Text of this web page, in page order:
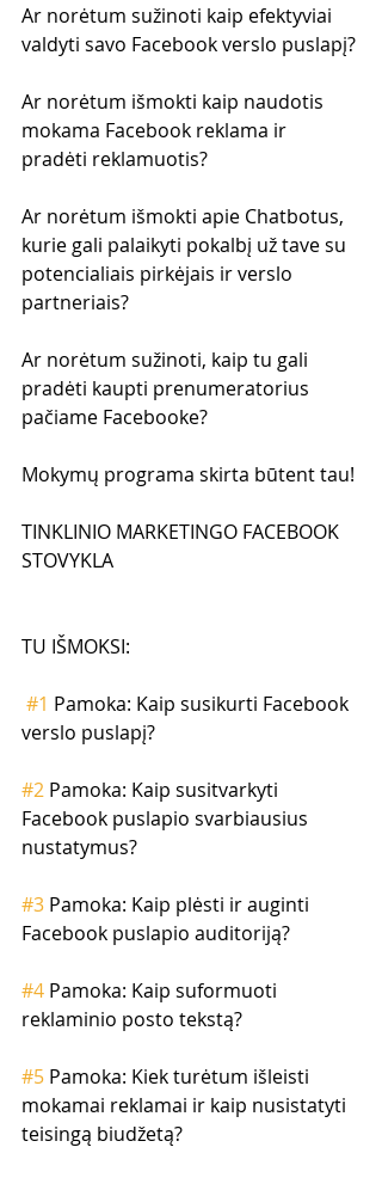
Ar norėtum sužinoti kaip efektyviai
valdyti savo Facebook verslo puslapį?
Ar norėtum išmokti kaip naudotis
mokama Facebook reklama ir
pradėti reklamuotis?
Ar norėtum išmokti apie Chatbotus,
kurie gali palaikyti pokalbį už tave su
potencialiais pirkėjais ir verslo
partneriais?
Ar norėtum sužinoti, kaip tu gali
pradėti kaupti prenumeratorius
pačiame Facebooke?
Mokymų programa skirta būtent tau!
TINKLINIO MARKETINGO FACEBOOK
STOVYKLA
TU IŠMOKSI:
#1 Pamoka: Kaip susikurti Facebook
verslo puslapį?
#2 Pamoka: Kaip susitvarkyti
Facebook puslapio svarbiausius
nustatymus?
#3 Pamoka: Kaip plėsti ir auginti
Facebook puslapio auditoriją?
#4 Pamoka: Kaip suformuoti
reklaminio posto tekstą?
#5 Pamoka: Kiek turėtum išleisti
mokamai reklamai ir kaip nusistatyti
teisingą biudžetą?